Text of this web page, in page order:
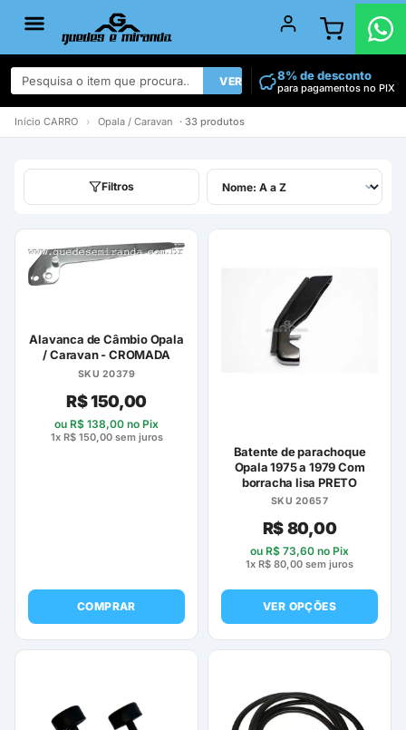
VER TODOS8% de desconto
para pagamentos no PIX
Início CARRO › Opala / Caravan · 33 produtos
Filtros
Alavanca de Câmbio Opala
/ Caravan - CROMADA
SKU 20379
R$150,00
ou R$ 138,00 no Pix
1x R$150,00sem juros
COMPRAR
Batente de parachoque
Opala 1975 a 1979 Com
borracha lisa PRETO
SKU 20657
R$80,00
ou R$ 73,60 no Pix
1x R$ 80,00 sem juros
VER OPÇÕES
Este
várias
variantes.